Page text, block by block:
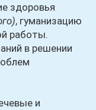
здоровья
, гуманизацию
работы.
в решении
и